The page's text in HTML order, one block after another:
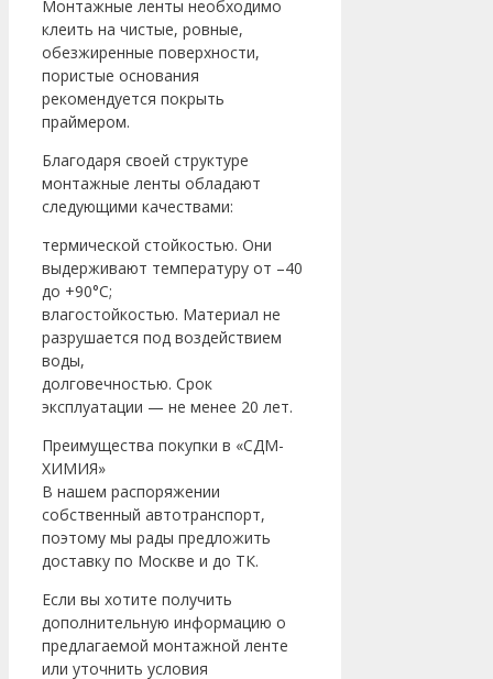
Монтажные ленты необходимо
клеить на чистые, ровные,
обезжиренные поверхности,
пористые основания
рекомендуется покрыть
праймером.
Благодаря своей структуре
монтажные ленты обладают
следующими качествами:
термической стойкостью. Они
выдерживают температуру от –40
до +90°C;
влагостойкостью. Материал не
разрушается под воздействием
воды,
долговечностью. Срок
эксплуатации — не менее 20 лет.
Преимущества покупки в «СДМ-
ХИМИЯ»
В нашем распоряжении
собственный автотранспорт,
поэтому мы рады предложить
доставку по Москве и до ТК.
Если вы хотите получить
дополнительную информацию о
предлагаемой монтажной ленте
или уточнить условия